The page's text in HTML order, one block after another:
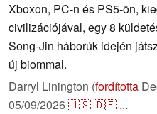
Xboxon, PC-n és PS5-ön,
civilizációjával, egy 8
Song-Jin háborúk idején
új biommal.
Darryl Linington (fordította
05/09/2026🇺🇸🇩🇪 ...